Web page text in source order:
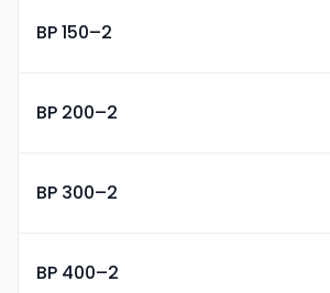
BP 150–2
BP 200–2
BP 300–2
BP 400–2